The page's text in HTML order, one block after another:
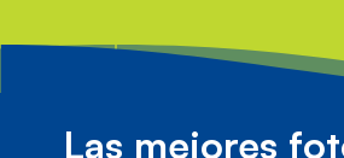
Las mejores